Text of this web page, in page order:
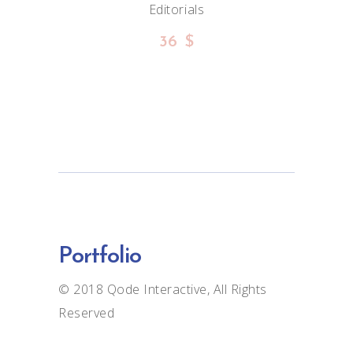
Editorials
36 $
Portfolio
© 2018 Qode Interactive, All Rights
Reserved